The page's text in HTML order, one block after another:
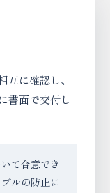
互に確認し、
書面で交付し
て合意でき
ルの防止に